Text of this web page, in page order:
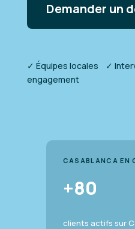
Demander un
✓ Équipes locales ✓
engagement
CASABLANCA EN
+80
clients actifs sur